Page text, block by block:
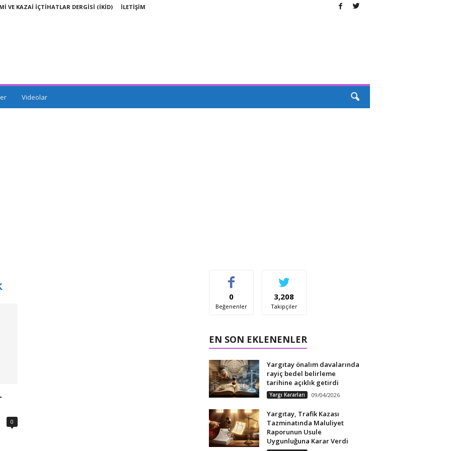
VE KAZAİ İÇTİHATLAR DERGİSİ (İKİD) İLETİŞİM
Videolar
0
0
Beğenenler
3,208
Takipçiler
EN SON EKLENENLER
Yargıtay önalım davalarında
rayiç bedel belirleme
tarihine açıklık getirdi
Yargı Kararları 09/04/2026
Yargıtay, Trafik Kazası
Tazminatında Maluliyet
Raporunun Usule
Uygunluğuna Karar Verdi